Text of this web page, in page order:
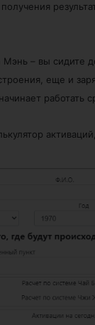
Мэнь – вы сидите
еще и
работать